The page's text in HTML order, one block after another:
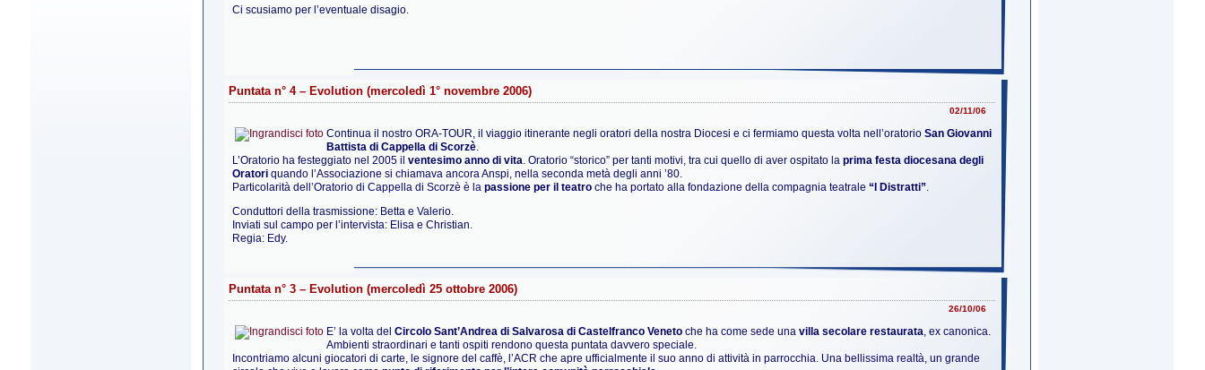
Ci scusiamo per l’eventuale disagio.
Puntata n° 4 – Evolution (mercoledì 1° novembre 2006)
02/11/06
Continua il nostro ORA-TOUR, il viaggio itinerante negli oratori della nostra Diocesi e ci fermiamo questa volta nell’oratorio San Giovanni
Battista di Cappella di Scorzè.
L’Oratorio ha festeggiato nel 2005 il ventesimo anno di vita. Oratorio “storico” per tanti motivi, tra cui quello di aver ospitato la prima festa diocesana degli
Oratoriquando l’Associazione si chiamava ancora Anspi, nella seconda metà degli anni ’80.
Particolarità dell’Oratorio di Cappella di Scorzè è la passione per il teatroche ha portato alla fondazione della compagnia teatrale “I Distratti”.
Conduttori della trasmissione: Betta e Valerio.
Inviati sul campo per l’intervista: Elisa e Christian.
Regia: Edy.
Puntata n° 3 – Evolution (mercoledì 25 ottobre 2006)
26/10/06
E’ la volta del Circolo Sant’Andrea di Salvarosa di Castelfranco Venetoche ha come sede una villa secolare restaurata, ex canonica.
Ambienti straordinari e tanti ospiti rendono questa puntata davvero speciale.
Incontriamo alcuni giocatori di carte, le signore del caffè, l’ACR che apre ufficialmente il suo anno di attività in parrocchia. Una bellissima realtà, un grande